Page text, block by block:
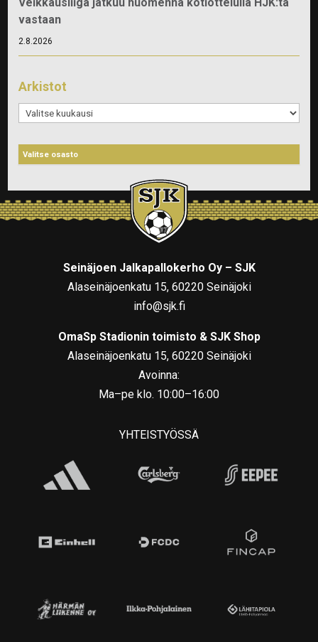
vastaan
2.8.2026
Arkistot
Arkistot
Seinäjoen Jalkapallokerho Oy – SJK
Alaseinäjoenkatu 15, 60220 Seinäjoki
info@sjk.fi
OmaSp Stadionin toimisto & SJK Shop
Alaseinäjoenkatu 15, 60220 Seinäjoki
Avoinna:
Ma–pe klo. 10:00–16:00
YHTEISTYÖSSÄ